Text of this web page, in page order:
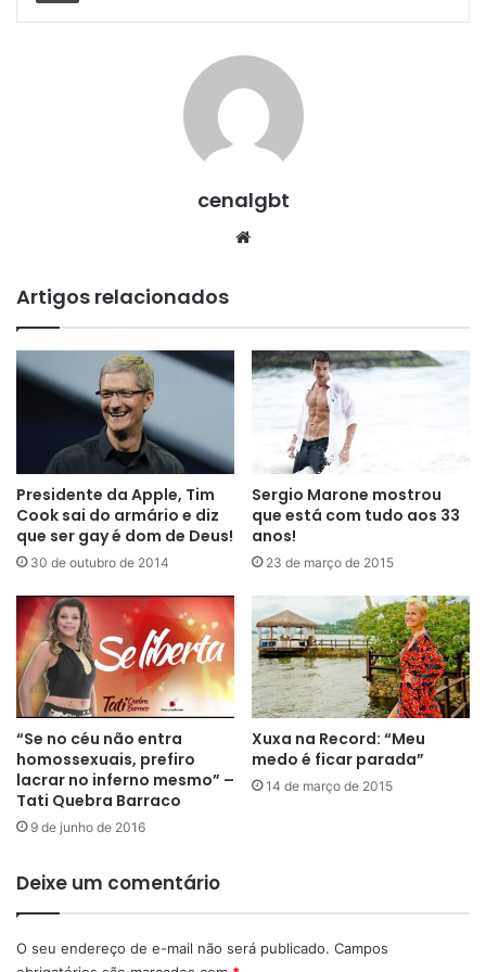
cenalgbt
Artigos relacionados
Presidente da Apple, Tim
Cook sai do armário e diz
que ser gay é dom de Deus!
30 de outubro de 2014
Sergio Marone mostrou
que está com tudo aos 33
anos!
23 de março de 2015
“Se no céu não entra
homossexuais, prefiro
lacrar no inferno mesmo” –
Tati Quebra Barraco
9 de junho de 2016
Xuxa na Record: “Meu
medo é ficar parada”
14 de março de 2015
Deixe um comentário
O seu endereço de e-mail não será publicado. Campos